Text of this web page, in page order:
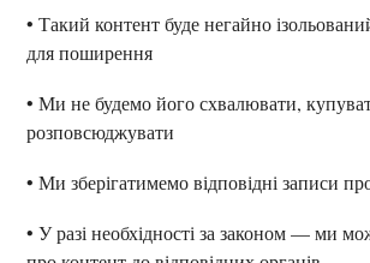
• Такий контент буде негайно
для поширення
• Ми не будемо його схвалювати,
розповсюджувати
• Ми зберігатимемо відповідні записи
• У разі необхідності за законом — ми